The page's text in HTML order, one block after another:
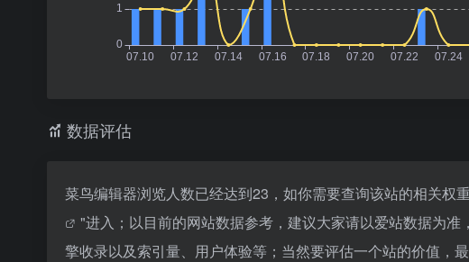
数据评估
菜鸟编辑器浏览人数已经达到23，如你需要查询该站的相关权
"进入；以目前的网站数据参考，建议大家请以爱站数据为
擎收录以及索引量、用户体验等；当然要评估一个站的价值，